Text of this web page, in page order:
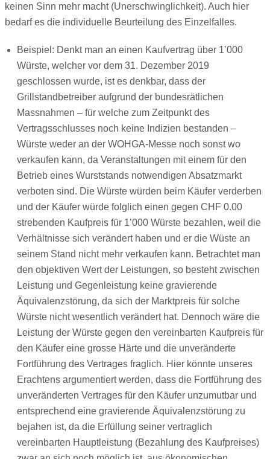
keinen Sinn mehr macht (Unerschwinglichkeit). Auch hier
bedarf es die individuelle Beurteilung des Einzelfalles.
Beispiel: Denkt man an einen Kaufvertrag über 1’000
Würste, welcher vor dem 31. Dezember 2019
geschlossen wurde, ist es denkbar, dass der
Grillstandbetreiber aufgrund der bundesrätlichen
Massnahmen – für welche zum Zeitpunkt des
Vertragsschlusses noch keine Indizien bestanden –
Würste weder an der WOHGA-Messe noch sonst wo
verkaufen kann, da Veranstaltungen mit einem für den
Betrieb eines Wurststands notwendigen Absatzmarkt
verboten sind. Die Würste würden beim Käufer verderben
und der Käufer würde folglich einen gegen CHF 0.00
strebenden Kaufpreis für 1’000 Würste bezahlen, weil die
Verhältnisse sich verändert haben und er die Wüste an
seinem Stand nicht mehr verkaufen kann. Betrachtet man
den objektiven Wert der Leistungen, so besteht zwischen
Leistung und Gegenleistung keine gravierende
Äquivalenzstörung, da sich der Marktpreis für solche
Würste nicht wesentlich verändert hat. Dennoch wäre die
Leistung der Würste gegen den vereinbarten Kaufpreis für
den Käufer eine grosse Härte und die unveränderte
Fortführung des Vertrages fraglich. Hier könnte unseres
Erachtens argumentiert werden, dass die Fortführung des
unveränderten Vertrages für den Käufer unzumutbar und
entsprechend eine gravierende Äquivalenzstörung zu
bejahen ist, da die Erfüllung seiner vertraglich
vereinbarten Hauptleistung (Bezahlung des Kaufpreises)